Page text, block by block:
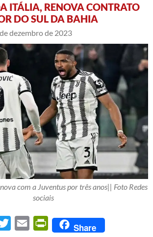
ITÁLIA, RENOVA CONTRATO
DO SUL DA BAHIA
dezembro de 2023
com a Juventus por três anos|| Foto Redes
sociais
Twitter Email PrintFriendly
Share